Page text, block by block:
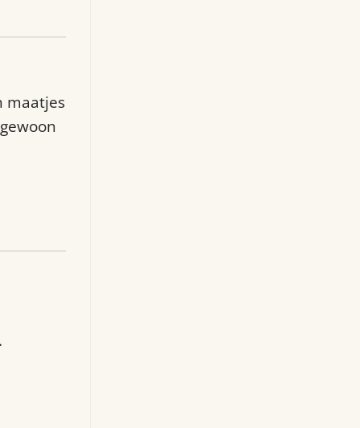
maatjes